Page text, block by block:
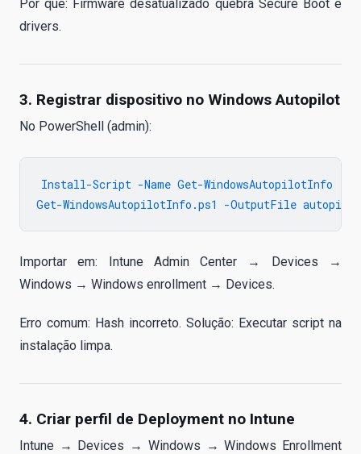
Por quê: Firmware desatualizado quebra Secure Boot e
drivers.
3. Registrar dispositivo no Windows Autopilot
No PowerShell (admin):
Install-Script -Name Get-WindowsAutopilotInfo
Importar em: Intune Admin Center → Devices →
Windows → Windows enrollment → Devices.
Erro comum: Hash incorreto. Solução: Executar script na
instalação limpa.
4. Criar perfil de Deployment no Intune
Intune → Devices → Windows → Windows Enrollment